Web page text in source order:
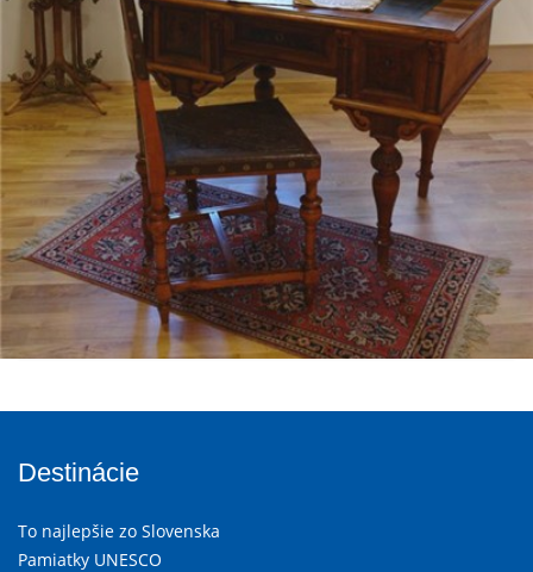
Destinácie
To najlepšie zo Slovenska
Pamiatky UNESCO